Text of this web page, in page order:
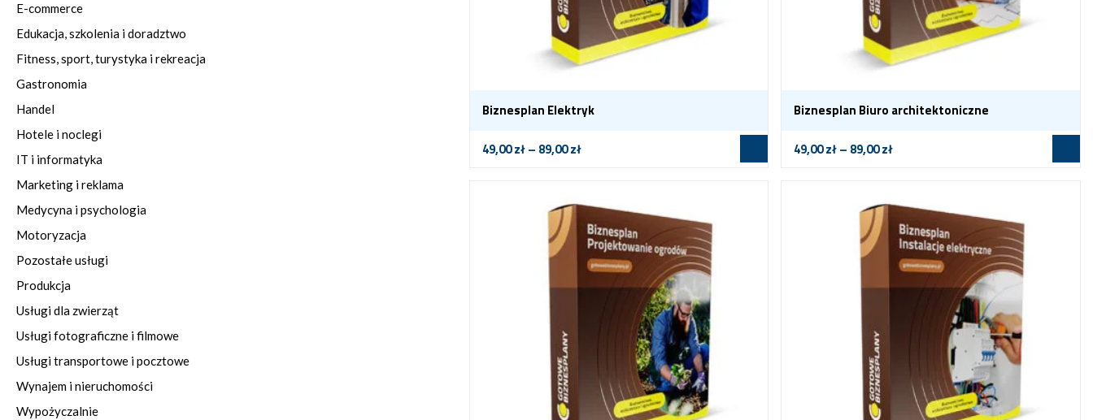
E-commerce
Edukacja, szkolenia i doradztwo
Fitness, sport, turystyka i rekreacja
Gastronomia
Handel
Hotele i noclegi
IT i informatyka
Marketing i reklama
Medycyna i psychologia
Motoryzacja
Pozostałe usługi
Produkcja
Usługi dla zwierząt
Usługi fotograficzne i filmowe
Usługi transportowe i pocztowe
Wynajem i nieruchomości
Wypożyczalnie
Biznesplan Elektryk
49,00zł– 89,00zł
Biznesplan Biuro architektoniczne
49,00zł– 89,00zł